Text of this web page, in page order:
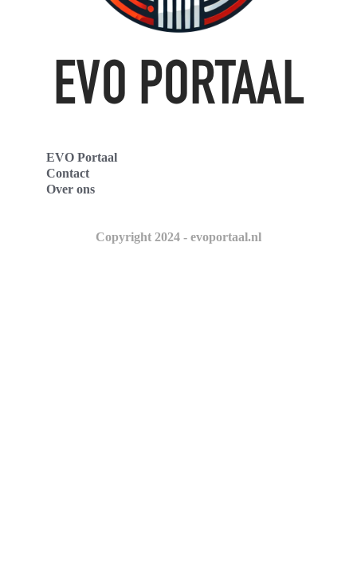
EVO Portaal
Contact
Over ons
Copyright 2024 - evoportaal.nl